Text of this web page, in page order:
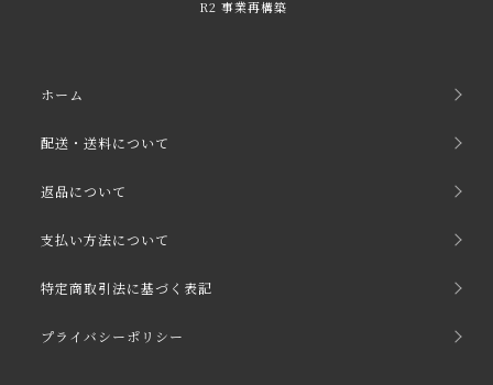
R2 事 業 再 構 築
ホーム
配送・送料について
返品について
支払い方法について
特定商取引法に基づく表記
プライバシーポリシー